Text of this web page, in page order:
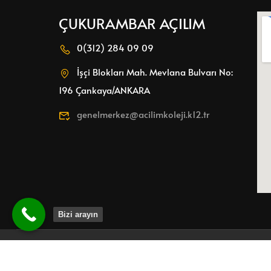
ÇUKURAMBAR AÇILIM
0(312) 284 09 09
İşçi Blokları Mah. Mevlana Bulvarı No:
196 Çankaya/ANKARA
genelmerkez@acilimkoleji.k12.tr
Bizi arayın